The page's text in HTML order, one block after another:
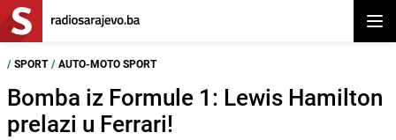
/ SPORT / AUTO-MOTO SPORT
Bomba iz Formule 1: Lewis Hamilton
prelazi u Ferrari!